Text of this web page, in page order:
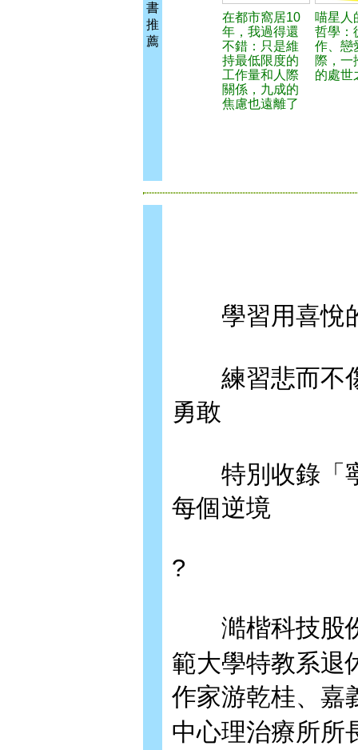
書
推
薦
在都市窩居10
年，我過得還
不錯：只是維
持最低限度的
工作量和人際
關係，九成的
焦慮也遠離了
喵星人
哲學：
作、戀
際，一
的處世
學習用喜悅的
練習悲而不傷
勇敢
特別收錄「寧
每個逆境
?
澔楷科技股份
範大學特教系
作家游乾桂、嘉
中心理治療所